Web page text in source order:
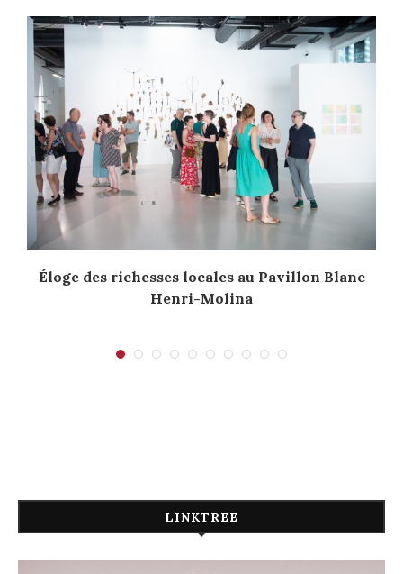
Éloge des richesses locales au Pavillon Blanc
Henri-Molina
LINKTREE